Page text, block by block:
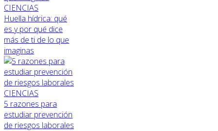
CIENCIAS
Huella hídrica: qué
es y por qué dice
más de ti de lo que
imaginas
CIENCIAS
5 razones para
estudiar prevención
de riesgos laborales